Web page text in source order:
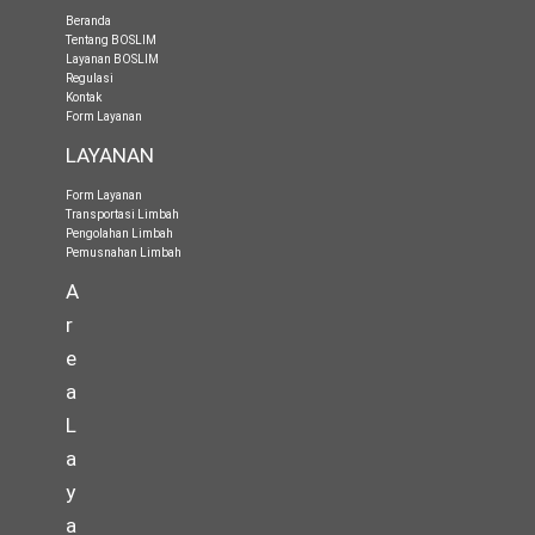
Beranda
Tentang BOSLIM
Layanan BOSLIM
Regulasi
Kontak
Form Layanan
LAYANAN
Form Layanan
Transportasi Limbah
Pengolahan Limbah
Pemusnahan Limbah
A
r
e
a
L
a
y
a